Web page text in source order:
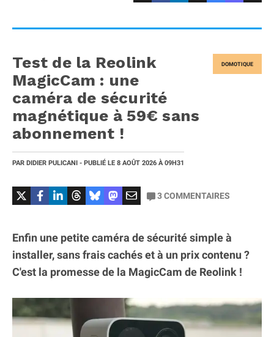
DOMOTIQUE
Test de la Reolink
MagicCam : une
caméra de sécurité
magnétique à 59€ sans
abonnement !
PAR DIDIER PULICANI - PUBLIÉ LE 8 AOÛT 2026 À 09H31
3COMMENTAIRES
Enfin une petite caméra de sécurité simple à
installer, sans frais cachés et à un prix contenu ?
C'est la promesse de la MagicCam de Reolink !